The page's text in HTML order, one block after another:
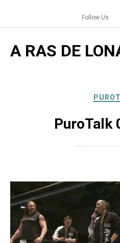
content
Follow Us
A RAS DE
PuroTalk